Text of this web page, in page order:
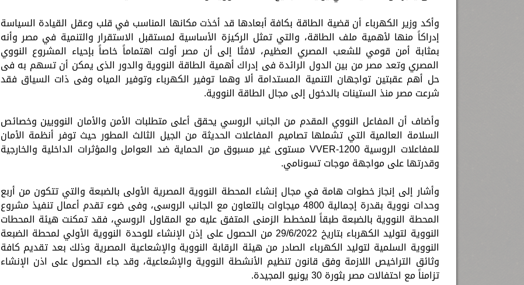
وأكد وزير الكهرباء أن قضية الطاقة بكافة أبعادها قد أخذت مكانها المناسب في قلب وعقل القيادة السياسة
إدراكاً منها لأهمية ملف الطاقة، والتي تمثل الركيزة الأساسية لمستقبل الاستقرار والتنمية في مصر وأنه
بمثابة أمن قومي للشعب المصري العظيم، لافتًا إلى أن مصر أولت اهتماماً خاصاً بإحياء المشروع النووي
المصري وتعد مصر من بين الدول الرائدة فى إدراك أهمية الطاقة النووية والدور الذى يمكن أن تسهم به فى
حل أهم عقبتين تواجهان التنمية المستدامة ألا وهما توفير الكهرباء وتوفير المياه وفى ذات السياق فقد
شرعت مصر منذ الستينات بالدخول إلى مجال الطاقة النووية.
وأضاف أن المفاعل النووي المقدم من الجانب الروسي يحقق أعلى متطلبات الأمن والأمان النوويين وخصائص
السلامة العالمية التي تشملها تصاميم المفاعلات الحديثة من الجيل الثالث المطور حيث توفر أنظمة الأمان
للمفاعلات الروسية VVER-1200 مستوى غير مسبوق من الحماية ضد العوامل والمؤثرات الداخلية والخارجية
وقدرتها على مواجهة موجات تسونامي.
وأشار إلى إنجاز خطوات هامة في مجال إنشاء المحطة النووية المصرية الأولى بالضبعة والتي تتكون من أربع
وحدات نووية بقدرة إجمالية 4800 ميجاوات بالتعاون مع الجانب الروسى، وفى ضوء تقدم أعمال تنفيذ مشروع
المحطة النووية بالضبعة طبقاً للمخطط الزمنى المتفق عليه مع المقاول الروسي، فقد تمكنت هيئة المحطات
النووية لتوليد الكهرباء بتاريخ 29/6/2022 من الحصول على إذن الإنشاء للوحدة النووية الأولي لمحطة الضبعة
النووية السلمية لتوليد الكهرباء الصادر من هيئة الرقابة النووية والإشعاعية المصرية وذلك بعد تقديم كافة
وثائق التراخيص اللازمة وفق قانون تنظيم الأنشطة النووية والإشعاعية، وقد جاء الحصول على اذن الإنشاء
تزامناً مع احتفالات مصر بثورة 30 يونيو المجيدة.